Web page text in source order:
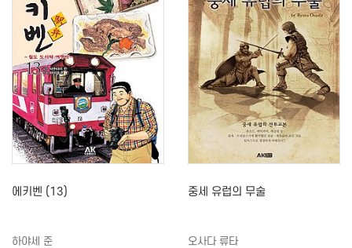
에키벤 (13)
하야세 준
중세 유럽의 무술
오사다 류타